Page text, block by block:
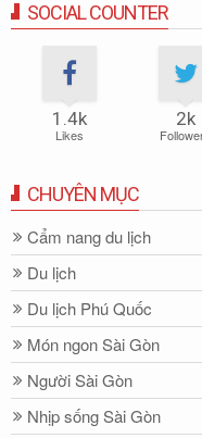
SOCIAL COUNTER
1.4k
Likes
2k
CHUYÊN MỤC
Cẩm nang du lịch
Du lịch
Du lịch Phú Quốc
Món ngon Sài Gòn
Người Sài Gòn
Nhịp sống Sài Gòn